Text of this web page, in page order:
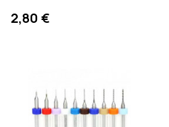
Preis
2,80 €